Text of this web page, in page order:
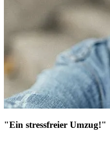
"Ein stressfreier Umzug!"